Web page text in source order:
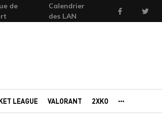
de
Calendrier
des LAN
FacebookTwitter
LEAGUE VALORANT 2XKO